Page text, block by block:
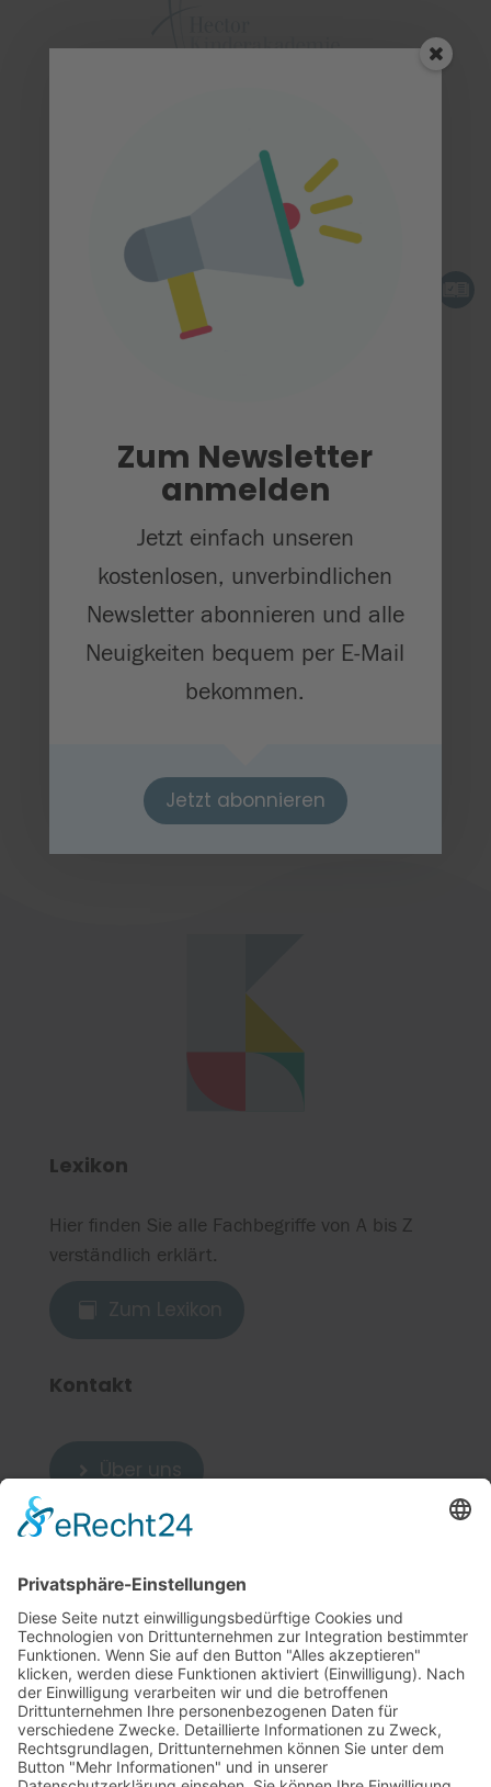
Kostenlos zum Newsletter anmelden
Jetzt einfach unseren kostenlosen,
unverbindlichen Newsletter abonnieren
und alle Neuigkeiten bequem per E-Mail
Jetzt folgen auf:
Lexikon
Hier finden Sie alle Fachbegriffe von A bis Z
verständlich erklärt.
Kontakt
 Über uns
Weitere Links
5 Cookie-Einstellungen
5 Sitemap
Zum Newsletter
anmelden
Jetzt einfach unseren
kostenlosen, unverbindlichen
Newsletter abonnieren und alle
Neuigkeiten bequem per E-Mail
bekommen.
Jetzt abonnieren